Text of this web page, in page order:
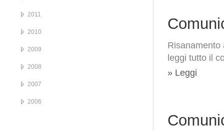
Risanamento
leggi tutto il
» Leggi
2011
2010
2009
2008
2007
2006